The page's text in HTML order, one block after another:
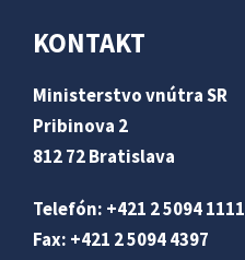
KONTAKT
Ministerstvo vnútra SR
Pribinova 2
812 72 Bratislava
Telefón: +421 2 5094 1111
Fax: +421 2 5094 4397